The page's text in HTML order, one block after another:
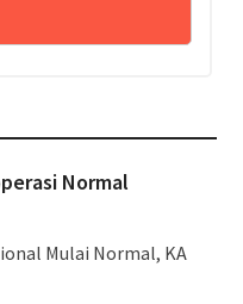
Normal
Mulai Normal, KA